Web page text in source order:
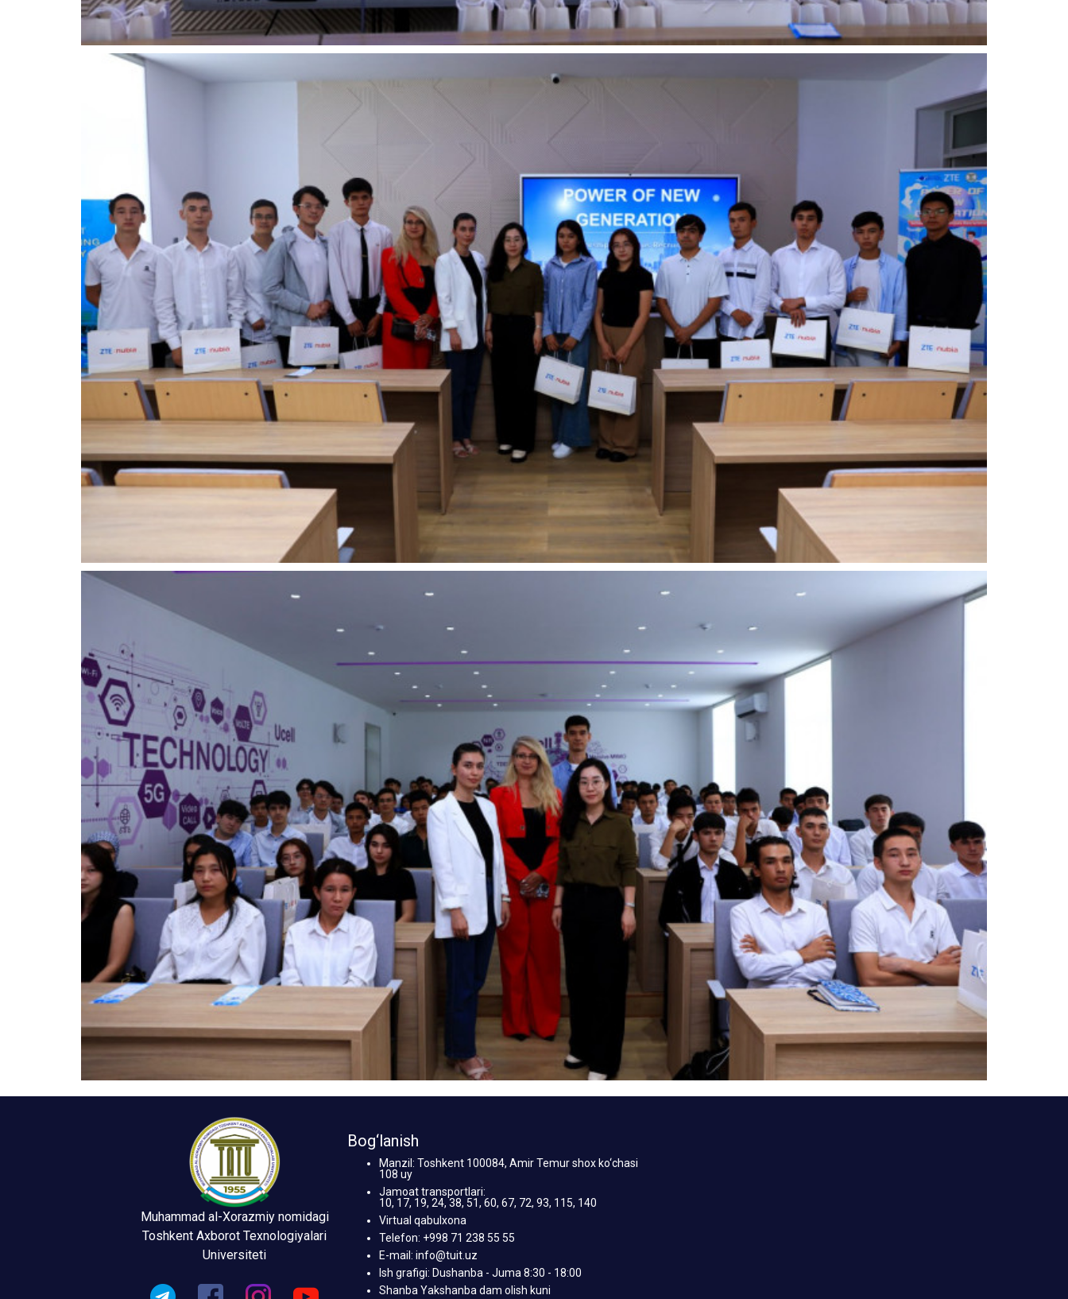
Muhammad al-Xorazmiy nomidagi
Toshkent Axborot Texnologiyalari
Universiteti
Bog‘lanish
Manzil: Toshkent 100084, Amir Temur shox ko‘chasi
108 uy
Jamoat transportlari:
10, 17, 19, 24, 38, 51, 60, 67, 72, 93, 115, 140
Virtual qabulxona
Telefon: +998 71 238 55 55
E-mail: info@tuit.uz
Ish grafigi: Dushanba - Juma 8:30 - 18:00
Shanba Yakshanba dam olish kuni